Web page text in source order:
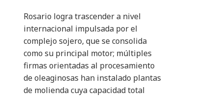
Rosario logra trascender a nivel
internacional impulsada por el
complejo sojero, que se consolida
como su principal motor; múltiples
firmas orientadas al procesamiento
de oleaginosas han instalado plantas
de molienda cuya capacidad total